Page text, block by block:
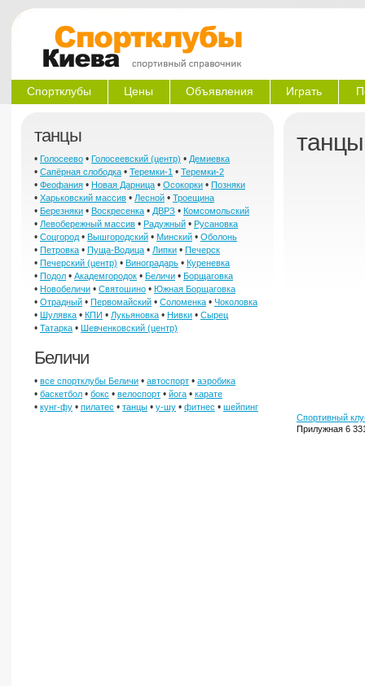
Спортклубы Цены Объявления Играть
танцы
• Голосеево • Голосеевский (центр) • Демиевка
• Сапёрная слободка • Теремки-1 • Теремки-2
• Феофания • Новая Дарница • Осокорки • Позняки
• Харьковский массив • Лесной • Троещина
• Березняки • Воскресенка • ДВРЗ • Комсомольский
• Левобережный массив • Радужный • Русановка
• Соцгород • Вышгородский • Минский • Оболонь
• Петровка • Пуща-Водица • Липки • Печерск
• Печерский (центр) • Виноградарь • Куреневка
• Подол • Академгородок • Беличи • Борщаговка
• Новобеличи • Святошино • Южная Борщаговка
• Отрадный • Первомайский • Соломенка • Чоколовка
• Шулявка • КПИ • Лукьяновка • Нивки • Сырец
• Татарка • Шевченковский (центр)
Беличи
• все спортклубы Беличи • автоспорт • аэробика
• баскетбол • бокс • велоспорт • йога • карате
• кунг-фу • пилатес • танцы • у-шу • фитнес • шейпинг
Спортивный
Прилужная 6